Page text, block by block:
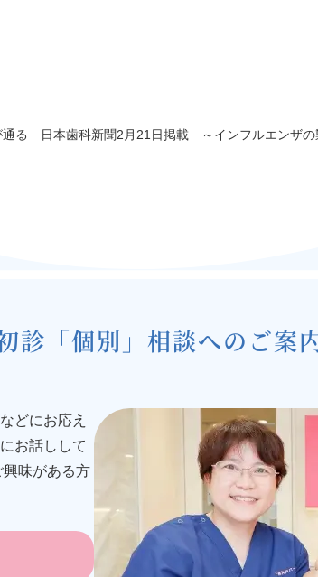
通る 日本歯科新聞2月21日掲載 ～インフルエンザ
診「個別」相談へのご案
どにお応え
お話しして
味がある方